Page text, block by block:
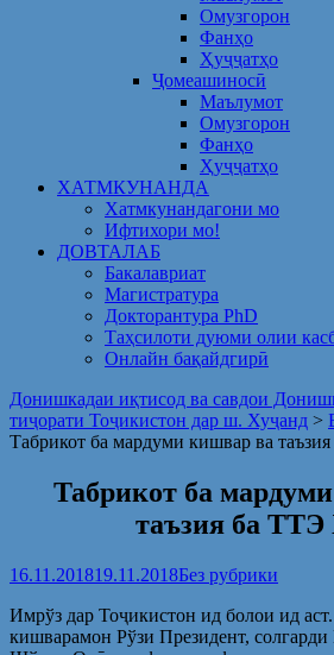
Омузгорон
Фанҳо
Ҳуҷҷатҳо
Ҷомеашиносӣ
Маълумот
Омузгорон
Фанҳо
Ҳуҷҷатҳо
ХАТМКУНАНДА
Хатмкунандагони мо
Ифтихори мо!
ДОВТАЛАБ
Бакалавриат
Магистратура
Докторантура PhD
Таҳсилоти дуюми олии
Онлайн бақайдгирӣ
Донишкадаи иқтисод ва савдои
тиҷорати Тоҷикистон дар ш. Хуҷанд >
Табрикот ба мардуми кишвар ва
Табрикот ба
таъзия ба
16.11.201819.11.2018Без рубрики
Имрўз дар Тоҷикистон ид болои ид
кишварамон Рўзи Президент,